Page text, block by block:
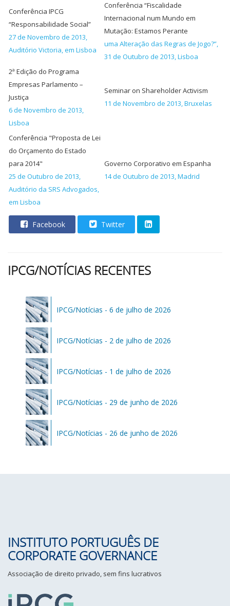
Conferência IPCG
“Responsabilidade Social”
27 de Novembro de 2013,
Auditório Victoria, em Lisboa
Conferência “Fiscalidade
Internacional num Mundo em
Mutação: Estamos Perante
uma Alteração das Regras de Jogo?”,
31 de Outubro de 2013, Lisboa
2ª Edição do Programa
Empresas Parlamento –
Justiça
6 de Novembro de 2013,
Lisboa
Seminar on Shareholder Activism
11 de Novembro de 2013, Bruxelas
Conferência "Proposta de Lei
do Orçamento do Estado
para 2014"
25 de Outubro de 2013,
Auditório da SRS Advogados,
em Lisboa
Governo Corporativo em Espanha
14 de Outubro de 2013, Madrid
Facebook Twitter
IPCG/NOTÍCIAS RECENTES
IPCG/Notícias - 6 de julho de 2026
IPCG/Notícias - 2 de julho de 2026
IPCG/Notícias - 1 de julho de 2026
IPCG/Notícias - 29 de junho de 2026
IPCG/Notícias - 26 de junho de 2026
INSTITUTO PORTUGUÊS DE
CORPORATE GOVERNANCE
Associação de direito privado, sem fins lucrativos